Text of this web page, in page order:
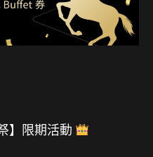
】限期活動